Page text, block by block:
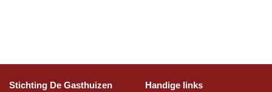
Stichting De Gasthuizen
Handige links